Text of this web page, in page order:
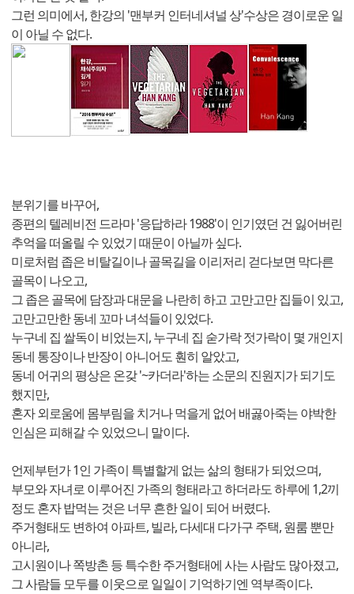
그런 의미에서, 한강의 '맨부커 인터네셔널 상'수상은 경이로운 일
이 아닐 수 없다.
분위기를 바꾸어,
종편의 텔레비전 드라마 '응답하라 1988'이 인기였던 건 잃어버린
추억을 떠올릴 수 있었기 때문이 아닐까 싶다.
미로처럼 좁은 비탈길이나 골목길을 이리저리 걷다보면 막다른
골목이 나오고,
그 좁은 골목에 담장과 대문을 나란히 하고 고만고만 집들이 있고,
고만고만한 동네 꼬마 녀석들이 있었다.
누구네 집 쌀독이 비었는지, 누구네 집 숟가락 젓가락이 몇 개인지
동네 통장이나 반장이 아니어도 훤히 알았고,
동네 어귀의 평상은 온갖 '~카더라'하는 소문의 진원지가 되기도
했지만,
혼자 외로움에 몸부림을 치거나 먹을게 없어 배곯아죽는 야박한
인심은 피해갈 수 있었으니 말이다.
언제부턴가 1인 가족이 특별할게 없는 삶의 형태가 되었으며,
부모와 자녀로 이루어진 가족의 형태라고 하더라도 하루에 1,2끼
정도 혼자 밥먹는 것은 너무 흔한 일이 되어 버렸다.
주거형태도 변하여 아파트, 빌라, 다세대 다가구 주택, 원룸 뿐만
아니라,
고시원이나 쪽방촌 등 특수한 주거형태에 사는 사람도 많아졌고,
그 사람들 모두를 이웃으로 일일이 기억하기엔 역부족이다.